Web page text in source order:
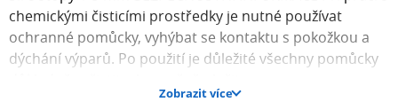
chemickými čisticími prostředky je nutné používat
ochranné pomůcky, vyhýbat se kontaktu s pokožkou a
dýchání výparů. Po použití je důležité všechny pomůcky
Zobrazit více